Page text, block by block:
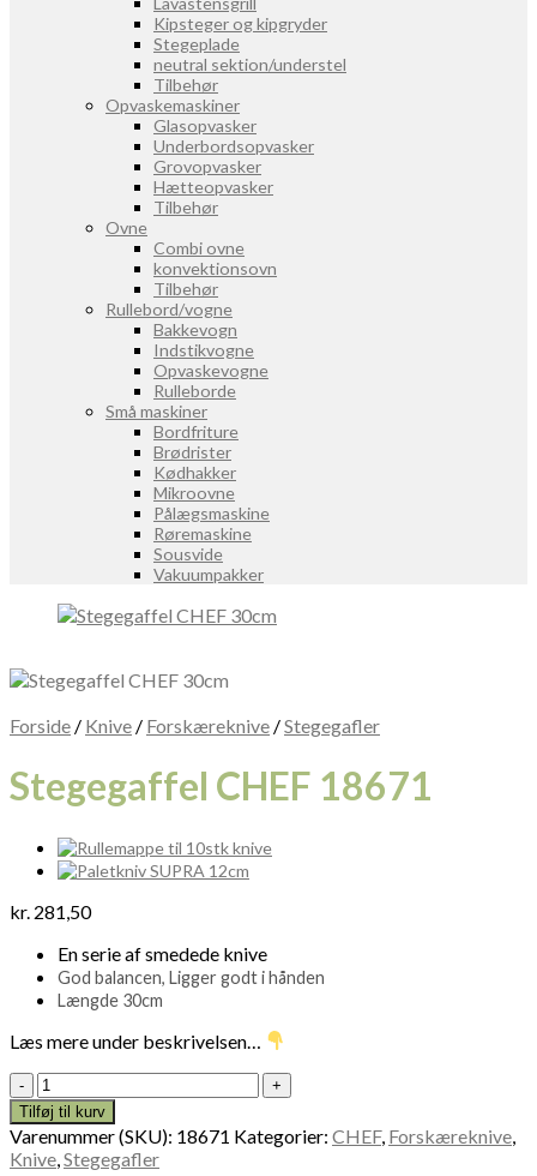
Kipsteger og kipgryder
Stegeplade
neutral sektion/understel
Tilbehør
Opvaskemaskiner
Glasopvasker
Underbordsopvasker
Grovopvasker
Hætteopvasker
Tilbehør
Ovne
Combi ovne
konvektionsovn
Tilbehør
Rullebord/vogne
Bakkevogn
Indstikvogne
Opvaskevogne
Rulleborde
Små maskiner
Bordfriture
Brødrister
Kødhakker
Mikroovne
Pålægsmaskine
Røremaskine
Sousvide
Vakuumpakker
Forside / Knive / Forskæreknive /Stegegafler
Stegegaffel CHEF 18671
kr. 281,50
En serie af smedede knive
God balancen, Ligger godt i hånden
Længde 30cm
Læs mere under beskrivelsen…
Stegegaffel
CHEF
18671
antal
Tilføj til kurv
Varenummer (SKU): 18671 Kategorier: CHEF, Forskæreknive,
Knive,Stegegafler